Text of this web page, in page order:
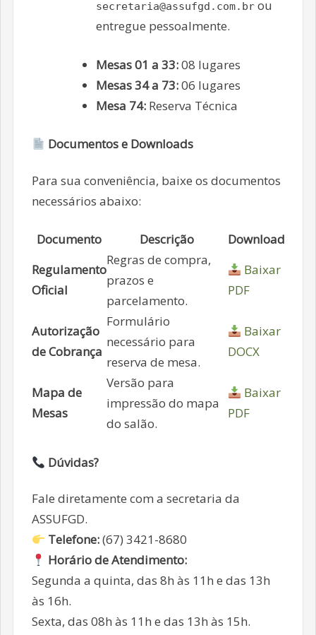
secretaria@assufgd.com.brou
entregue pessoalmente.
Mesas 01 a 33:08 lugares
Mesas 34 a 73:06 lugares
Mesa 74:Reserva Técnica
Documentos e Downloads
Para sua conveniência, baixe os documentos
necessários abaixo:
Documento Descrição
Download
Regulamento
Oficial
Regras de compra,
prazos e
parcelamento.
Baixar
PDF
Autorização
de Cobrança
Formulário
necessário para
reserva de mesa.
Baixar
DOCX
Mapa de
Mesas
Versão para
impressão do mapa
do salão.
Baixar
PDF
Dúvidas?
Fale diretamente com a secretaria da
ASSUFGD.
Telefone:(67) 3421-8680
Horário de Atendimento:
Segunda a quinta, das 8h às 11h e das 13h
às 16h.
Sexta, das 08h às 11h e das 13h às 15h.